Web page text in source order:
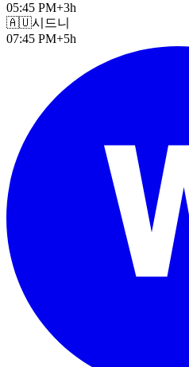
05:45 PM+3h
🇦🇺시드니
07:45 PM+5h